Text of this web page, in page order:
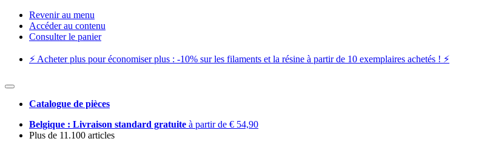
Revenir au menu
Accéder au contenu
Consulter le panier
⚡️ Acheter plus pour économiser plus : -10% sur les filaments et la résine à partir de 10 exemplaires achetés ! ⚡️
Catalogue de pièces
Belgique : Livraison standard gratuite à partir de € 54,90
Plus de 11.100 articles